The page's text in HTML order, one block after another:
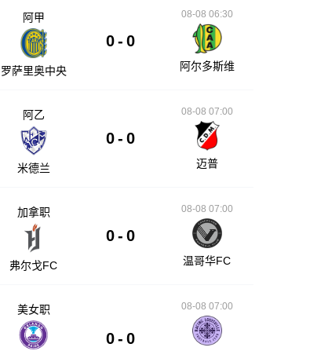
阿甲
罗萨里奥中央
0 - 0
08-08 06:30
阿尔多斯维
阿乙
米德兰
0 - 0
08-08 07:00
迈普
加拿职
弗尔戈FC
0 - 0
08-08 07:00
温哥华FC
美女职
0 - 0
08-08 07:00